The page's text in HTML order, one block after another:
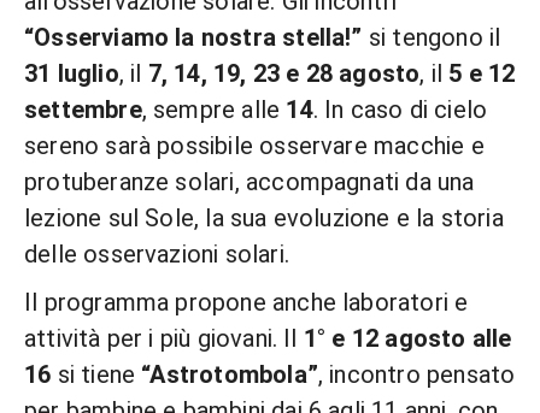
“Osserviamo la nostra stella!” si tengono il
31 luglio, il 7, 14, 19, 23 e 28 agosto, il 5 e 12
settembre, sempre alle 14. In caso di cielo
sereno sarà possibile osservare macchie e
protuberanze solari, accompagnati da una
lezione sul Sole, la sua evoluzione e la storia
delle osservazioni solari.
Il programma propone anche laboratori e
attività per i più giovani. Il 1° e 12 agosto alle
16 si tiene “Astrotombola”, incontro pensato